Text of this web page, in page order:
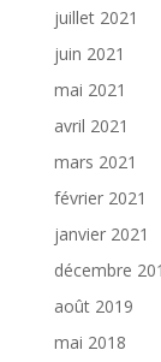
juillet 2021
juin 2021
mai 2021
avril 2021
mars 2021
février 2021
janvier 2021
décembre
août 2019
mai 2018